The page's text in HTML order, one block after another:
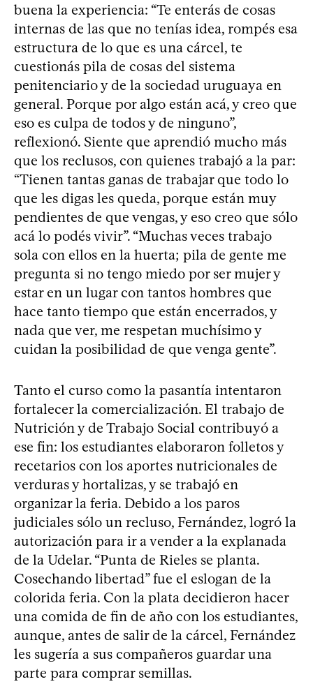
buena la experiencia: “Te enterás de cosas
internas de las que no tenías idea, rompés esa
estructura de lo que es una cárcel, te
cuestionás pila de cosas del sistema
penitenciario y de la sociedad uruguaya en
general. Porque por algo están acá, y creo que
eso es culpa de todos y de ninguno”,
reflexionó. Siente que aprendió mucho más
que los reclusos, con quienes trabajó a la par:
“Tienen tantas ganas de trabajar que todo lo
que les digas les queda, porque están muy
pendientes de que vengas, y eso creo que sólo
acá lo podés vivir”. “Muchas veces trabajo
sola con ellos en la huerta; pila de gente me
pregunta si no tengo miedo por ser mujer y
estar en un lugar con tantos hombres que
hace tanto tiempo que están encerrados, y
nada que ver, me respetan muchísimo y
cuidan la posibilidad de que venga gente”.
Tanto el curso como la pasantía intentaron
fortalecer la comercialización. El trabajo de
Nutrición y de Trabajo Social contribuyó a
ese fin: los estudiantes elaboraron folletos y
recetarios con los aportes nutricionales de
verduras y hortalizas, y se trabajó en
organizar la feria. Debido a los paros
judiciales sólo un recluso, Fernández, logró la
autorización para ir a vender a la explanada
de la Udelar. “Punta de Rieles se planta.
Cosechando libertad” fue el eslogan de la
colorida feria. Con la plata decidieron hacer
una comida de fin de año con los estudiantes,
aunque, antes de salir de la cárcel, Fernández
les sugería a sus compañeros guardar una
parte para comprar semillas.